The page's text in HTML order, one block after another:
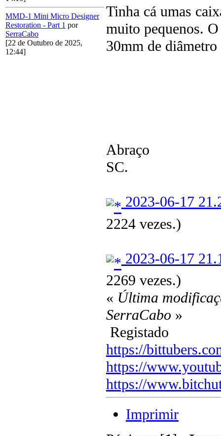
MMD-1 Mini Micro Designer
Restoration - Part 1 por
SerraCabo
[22 de Outubro de 2025,
12:44]
Tinha cá umas
muito pequenos.
30mm de
Abraço
SC.
2023-06-17
2224 vezes.)
2023-06-17
2269 vezes.)
« Última
SerraCabo »
Registado
https://
https://
https://
Imprimir